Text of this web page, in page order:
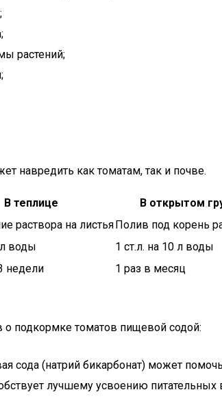
растений;
навредить как томатам, так и почве.
В теплице
В открытом
раствора на листьяПолив под корень
л воды
1 ст.л. на 10 л воды
недели
1 раз в месяц
о подкормке томатов пищевой содой:
сода (натрий бикарбонат) может
лучшему усвоению